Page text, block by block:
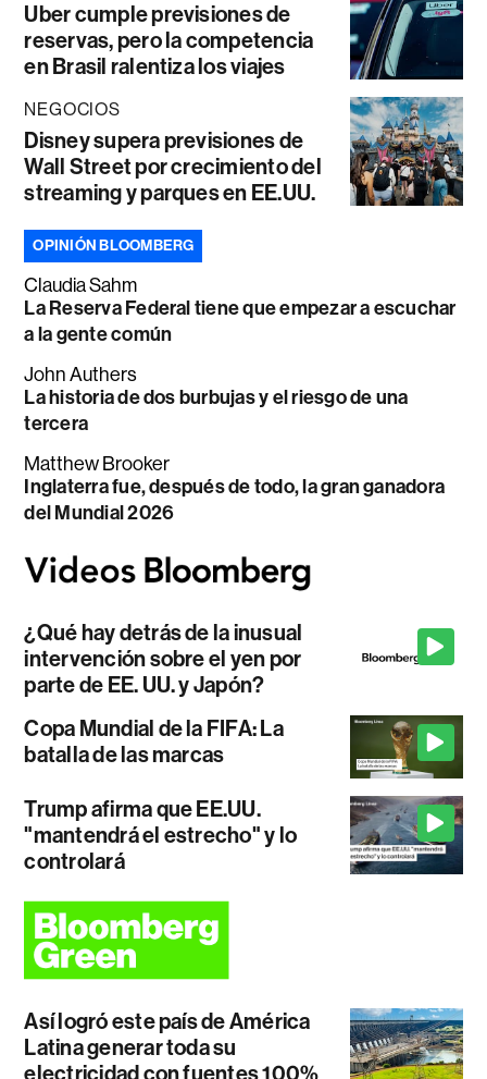
Uber cumple previsiones de
reservas, pero la competencia
en Brasil ralentiza los viajes
NEGOCIOS
Disney supera previsiones de
Wall Street por crecimiento del
streaming y parques en EE.UU.
OPINIÓN BLOOMBERG
Claudia Sahm
La Reserva Federal tiene que empezar a escuchar
a la gente común
John Authers
La historia de dos burbujas y el riesgo de una
tercera
Matthew Brooker
Inglaterra fue, después de todo, la gran ganadora
del Mundial 2026
¿Qué hay detrás de la inusual
intervención sobre el yen por
parte de EE. UU. y Japón?
Copa Mundial de la FIFA: La
batalla de las marcas
Trump afirma que EE.UU.
"mantendrá el estrecho" y lo
controlará
Así logró este país de América
Latina generar toda su
electricidad con fuentes 100%